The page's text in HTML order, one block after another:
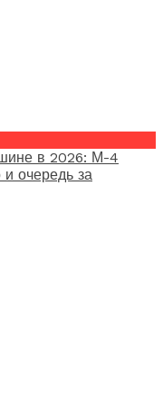
в 2026: М-4
и очередь за